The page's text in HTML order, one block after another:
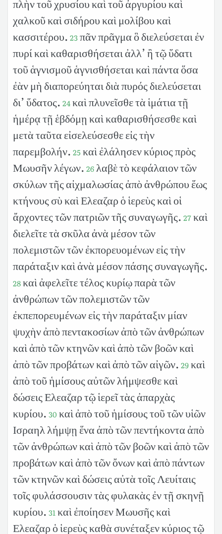
χαλκοῦ καὶ σιδήρου καὶ μολίβου καὶ
κασσιτέρου. 23πᾶν πρᾶγμα ὃ διελεύσεται ἐν
πυρί καὶ καθαρισθήσεται ἀλλ’ ἢ τῷ ὕδατι
τοῦ ἁγνισμοῦ ἁγνισθήσεται καὶ πάντα ὅσα
ἐὰν μὴ διαπορεύηται διὰ πυρός διελεύσεται
δι’ ὕδατος. 24καὶ πλυνεῖσθε τὰ ἱμάτια τῇ
ἡμέρᾳ τῇ ἑβδόμῃ καὶ καθαρισθήσεσθε καὶ
μετὰ ταῦτα εἰσελεύσεσθε εἰς τὴν
παρεμβολήν. 25 καὶ ἐλάλησεν κύριος πρὸς
Μωυσῆν λέγων. 26λαβὲ τὸ κεφάλαιον τῶν
σκύλων τῆς αἰχμαλωσίας ἀπὸ ἀνθρώπου ἕως
κτήνους σὺ καὶ Ελεαζαρ ὁ ἱερεὺς καὶ οἱ
ἄρχοντες τῶν πατριῶν τῆς συναγωγῆς. 27καὶ
διελεῖτε τὰ σκῦλα ἀνὰ μέσον τῶν
πολεμιστῶν τῶν ἐκπορευομένων εἰς τὴν
παράταξιν καὶ ἀνὰ μέσον πάσης συναγωγῆς.
28καὶ ἀφελεῖτε τέλος κυρίῳ παρὰ τῶν
ἀνθρώπων τῶν πολεμιστῶν τῶν
ἐκπεπορευμένων εἰς τὴν παράταξιν μίαν
ψυχὴν ἀπὸ πεντακοσίων ἀπὸ τῶν ἀνθρώπων
καὶ ἀπὸ τῶν κτηνῶν καὶ ἀπὸ τῶν βοῶν καὶ
ἀπὸ τῶν προβάτων καὶ ἀπὸ τῶν αἰγῶν. 29καὶ
ἀπὸ τοῦ ἡμίσους αὐτῶν λήμψεσθε καὶ
δώσεις Ελεαζαρ τῷ ἱερεῖ τὰς ἀπαρχὰς
κυρίου. 30 καὶ ἀπὸ τοῦ ἡμίσους τοῦ τῶν υἱῶν
Ισραηλ λήμψῃ ἕνα ἀπὸ τῶν πεντήκοντα ἀπὸ
τῶν ἀνθρώπων καὶ ἀπὸ τῶν βοῶν καὶ ἀπὸ τῶν
προβάτων καὶ ἀπὸ τῶν ὄνων καὶ ἀπὸ πάντων
τῶν κτηνῶν καὶ δώσεις αὐτὰ τοῖς Λευίταις
τοῖς φυλάσσουσιν τὰς φυλακὰς ἐν τῇ σκηνῇ
κυρίου. 31καὶ ἐποίησεν Μωυσῆς καὶ
Ελεαζαρ ὁ ἱερεὺς καθὰ συνέταξεν κύριος τῷ